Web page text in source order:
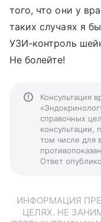
того, что они у
таких случаях я
УЗИ-контроль
Не болейте!
Консультация
справочных
консультации,
том числе для
Ответ
ИНФОРМАЦИЯ
ЦЕЛЯХ. НЕ